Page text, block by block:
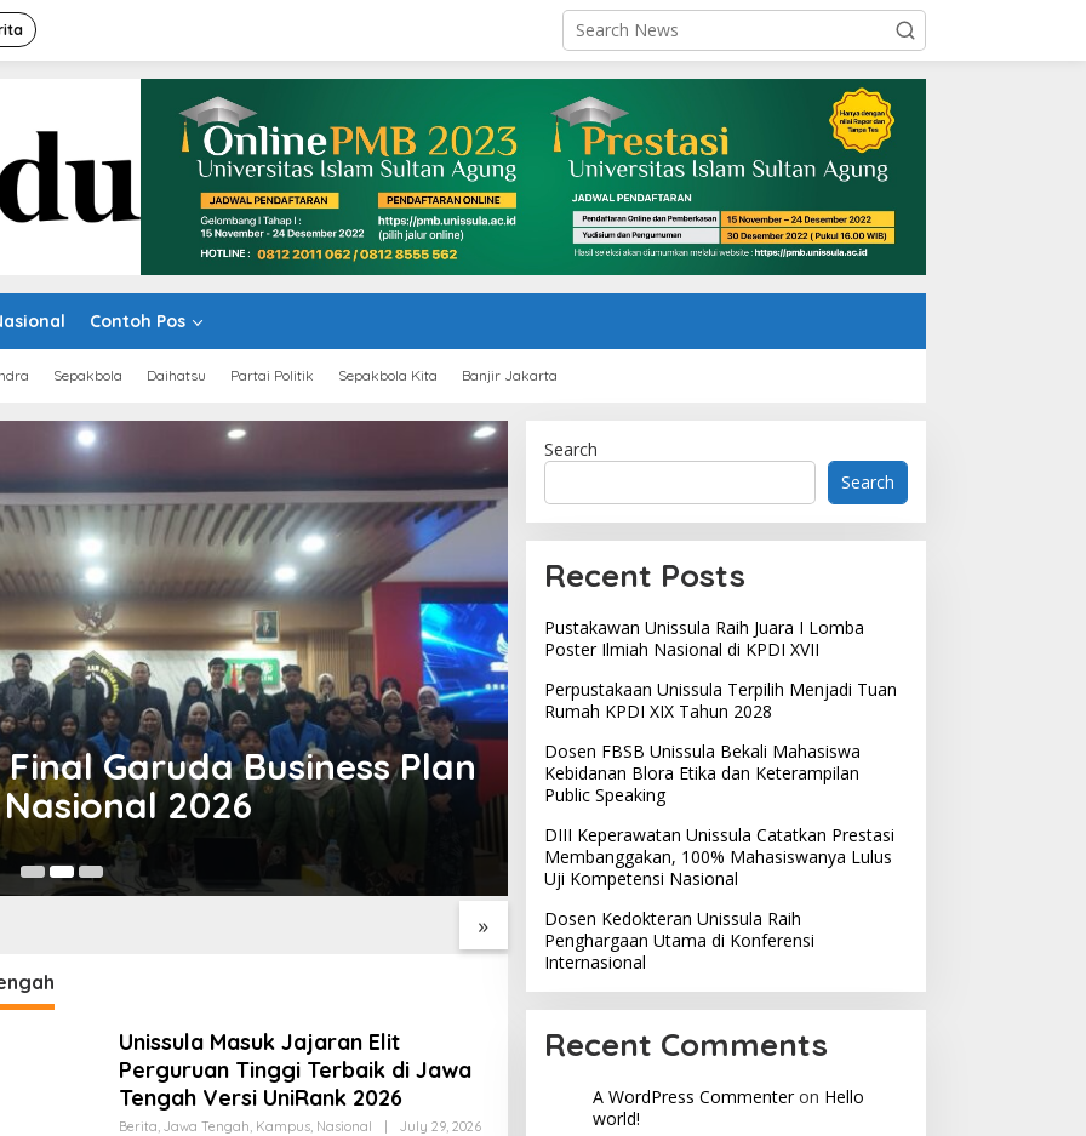
Contoh Pos
Sepakbola Daihatsu Partai Politik Sepakbola Kita Banjir Jakarta
Garuda Business Plan
2026
Berita,Jawa Tengah,Kampus,Nasional,Semarang
Tinjau Perbaikan Jalan
March 1, 2026
»
Unissula Bekali
Kebidanan
DIII Keperawatan Unissula
Catatkan Prestasi
Dosen Kedokteran Unissula
Raih Penghargaan Utama
di Konferensi Internasional
Pustakawan Unissula Raih
Unissula Masuk Jajaran Elit
Perguruan Tinggi Terbaik di Jawa
Tengah Versi UniRank 2026
Berita Jawa Tengah Kampus, Nasional | July 29, 2026By
Search
Search
Recent Posts
Pustakawan Unissula Raih Juara I Lomba
Poster Ilmiah Nasional di KPDI XVII
Perpustakaan Unissula Terpilih Menjadi Tuan
Rumah KPDI XIX Tahun 2028
Dosen FBSB Unissula Bekali Mahasiswa
Kebidanan Blora Etika dan Keterampilan
Public Speaking
DIII Keperawatan Unissula Catatkan Prestasi
Membanggakan, 100% Mahasiswanya Lulus
Uji Kompetensi Nasional
Dosen Kedokteran Unissula Raih
Penghargaan Utama di Konferensi
Internasional
Recent Comments
A WordPress Commenteron Hello
world!